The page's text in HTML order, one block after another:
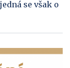
se však o